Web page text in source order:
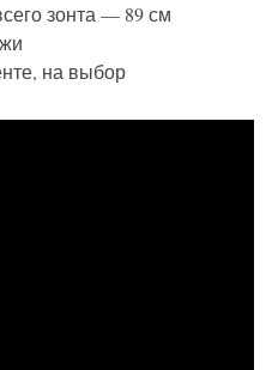
зонта — 89 см
на выбор